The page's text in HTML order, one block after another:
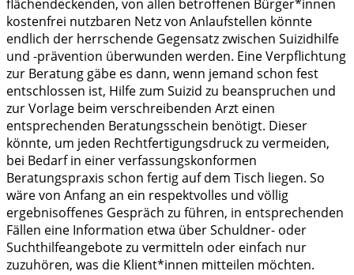
flächendeckenden, von allen betroffenen Bürger*innen
kostenfrei nutzbaren Netz von Anlaufstellen könnte
endlich der herrschende Gegensatz zwischen Suizidhilfe
und -prävention überwunden werden. Eine Verpflichtung
zur Beratung gäbe es dann, wenn jemand schon fest
entschlossen ist, Hilfe zum Suizid zu beanspruchen und
zur Vorlage beim verschreibenden Arzt einen
entsprechenden Beratungsschein benötigt. Dieser
könnte, um jeden Rechtfertigungsdruck zu vermeiden,
bei Bedarf in einer verfassungskonformen
Beratungspraxis schon fertig auf dem Tisch liegen. So
wäre von Anfang an ein respektvolles und völlig
ergebnisoffenes Gespräch zu führen, in entsprechenden
Fällen eine Information etwa über Schuldner- oder
Suchthilfeangebote zu vermitteln oder einfach nur
zuzuhören, was die Klient*innen mitteilen möchten.